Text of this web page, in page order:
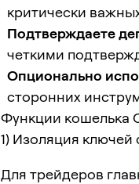
критически
Подтверждаете
четкими
Опционально
сторонних
Функции кошелька
1) Изоляция ключей
Для трейдеров